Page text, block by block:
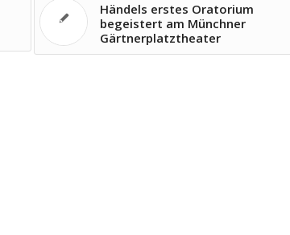
Händels erstes Oratorium
begeistert am Münchner
Gärtnerplatztheater